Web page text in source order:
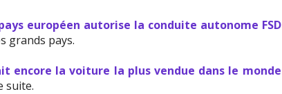
européen autorise la conduite autonome FSD
grands pays.
encore la voiture la plus vendue dans le monde
suite.